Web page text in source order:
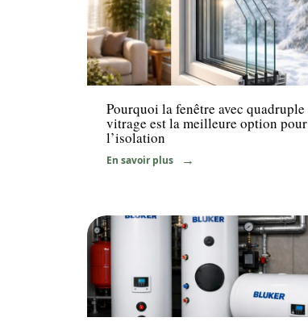
Travaux
Pourquoi la fenêtre avec quadruple
vitrage est la meilleure option pour
l’isolation
En savoir plus
Equipement